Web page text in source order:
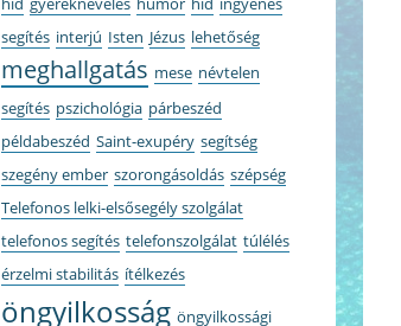
segítés interjú Isten Jézus lehetőség
meghallgatás mese névtelen
segítés pszichológia párbeszéd
példabeszéd Saint-exupéry segítség
szegény ember szorongásoldás szépség
Telefonos lelki-elsősegély szolgálat
telefonos segítés telefonszolgálat túlélés
érzelmi stabilitás ítélkezés
öngyilkosság öngyilkossági